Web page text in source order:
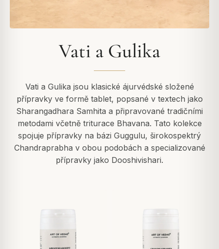
Vati a Gulika
Vati a Gulika jsou klasické ájurvédské složené
přípravky ve formě tablet, popsané v textech jako
Sharangadhara Samhita a připravované tradičními
metodami včetně triturace Bhavana. Tato kolekce
spojuje přípravky na bázi Guggulu, širokospektrý
Chandraprabha v obou podobách a specializované
přípravky jako Dooshivishari.